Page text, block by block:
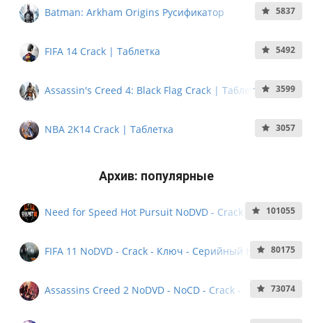
Batman: Arkham Origins Русификатор 5837
FIFA 14 Crack | Таблетка 5492
Assassin's Creed 4: Black Flag Crack | Таблетка 3599
NBA 2K14 Crack | Таблетка 3057
Архив: популярные
Need for Speed Hot Pursuit NoDVD - Crack - Ключ -
101055
FIFA 11 NoDVD - Crack - Ключ - Серийный Номер -80175
Assassins Creed 2 NoDVD - NoCD - Crack -
73074